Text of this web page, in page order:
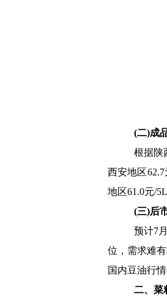
(二)成
根据陕
西安地区
地区61.0元/
(三)后
预计7
位，需求难
国内豆油行
二、菜